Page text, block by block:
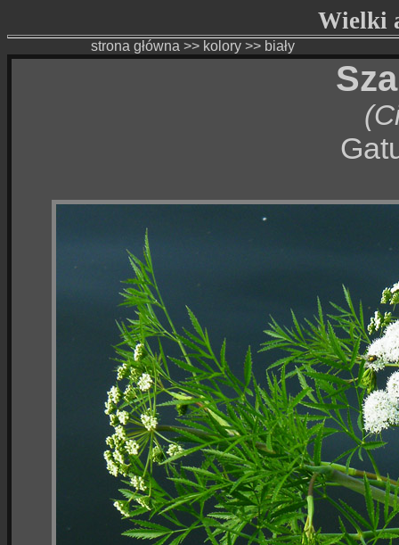
Wielki
strona główna >> kolory>> biały